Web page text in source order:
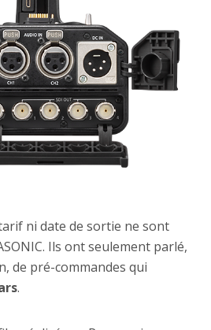
ni date de sortie ne sont
Ils ont seulement parlé,
de pré-commandes qui
.